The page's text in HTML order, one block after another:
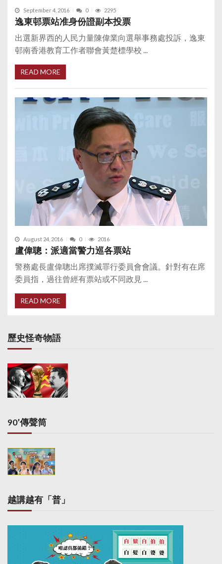
September 4, 2016 0 2295
逸東邨票站准身份證副本投票
出選新界西的人民力量陳偉業向選舉事務處投訴，逸東
邨南香港教育工作者聯會黃楚標學校 ...
READ MORE
August 24, 2016 0 2016
盧偉聰：派適當警力巡各票站
警務處長盧偉聰出席撲滅罪行委員會會議。針對有在席
委員指，過往曾經有票站或不同政見 ...
READ MORE
歷史怪奇物語
90’傳聲筒
越講越有「普」